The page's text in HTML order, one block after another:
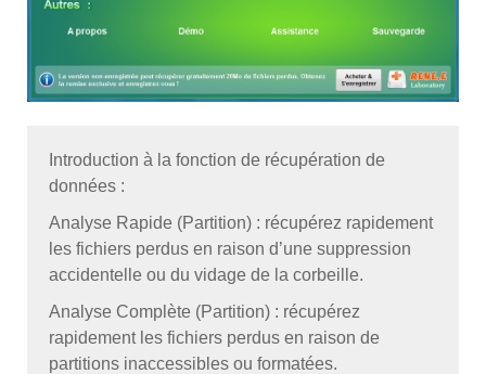
Introduction à la fonction de récupération de
données :
Analyse Rapide (Partition) : récupérez rapidement
les fichiers perdus en raison d’une suppression
accidentelle ou du vidage de la corbeille.
Analyse Complète (Partition) : récupérez
rapidement les fichiers perdus en raison de
partitions inaccessibles ou formatées.